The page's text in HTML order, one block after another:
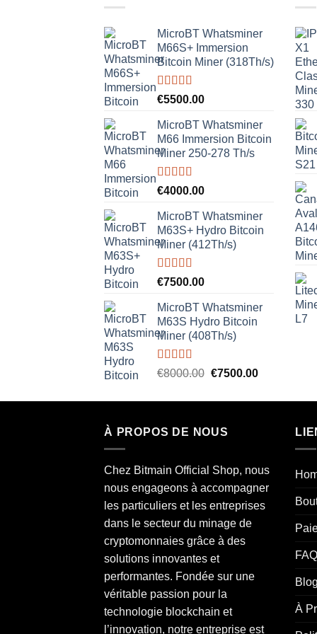
MicroBT Whatsminer
M66S+ Immersion
Bitcoin Miner (318Th/s)
Rated5.00
€5500.00
MicroBT Whatsminer
M66 Immersion Bitcoin
Miner 250-278 Th/s
Rated5.00
€4000.00
MicroBT Whatsminer
M63S+ Hydro Bitcoin
Miner (412Th/s)
Rated5.00
€7500.00
MicroBT Whatsminer
M63S Hydro Bitcoin
Miner (408Th/s)
Rated5.00
€8000.00 Original
was:
€7500.00Current
is:
À PROPOS DE NOUS
Chez Bitmain Official Shop, nous
nous engageons à accompagner
les particuliers et les entreprises
dans le secteur du minage de
cryptomonnaies grâce à des
solutions innovantes et
performantes. Fondée sur une
véritable passion pour la
technologie blockchain et
l’innovation, notre entreprise est
Blog
À